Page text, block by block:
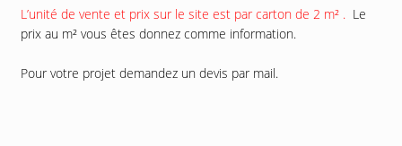
L’unité de vente et prix sur le site est par carton de 2 m² . Le
prix au m² vous êtes donnez comme information.
Pour votre projet demandez un devis par mail.